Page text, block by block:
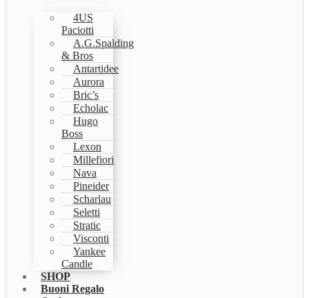
4US
Paciotti
A.G.Spalding
& Bros
Antartidee
Aurora
Bric’s
Echolac
Hugo
Boss
Lexon
Millefiori
Nava
Pineider
Scharlau
Seletti
Stratic
Visconti
Yankee
Candle
SHOP
Buoni Regalo